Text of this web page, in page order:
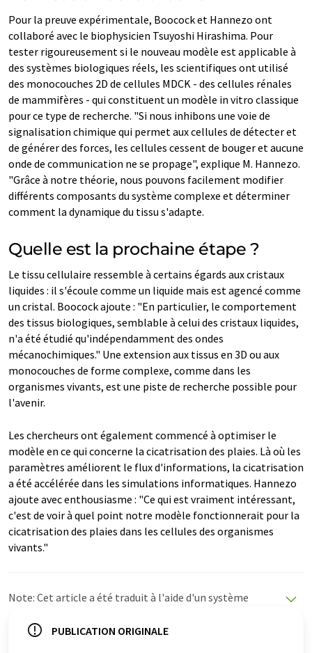
Pour la preuve expérimentale, Boocock et Hannezo ont
collaboré avec le biophysicien Tsuyoshi Hirashima. Pour
tester rigoureusement si le nouveau modèle est applicable à
des systèmes biologiques réels, les scientifiques ont utilisé
des monocouches 2D de cellules MDCK - des cellules rénales
de mammifères - qui constituent un modèle in vitro classique
pour ce type de recherche. "Si nous inhibons une voie de
signalisation chimique qui permet aux cellules de détecter et
de générer des forces, les cellules cessent de bouger et aucune
onde de communication ne se propage", explique M. Hannezo.
"Grâce à notre théorie, nous pouvons facilement modifier
différents composants du système complexe et déterminer
comment la dynamique du tissu s'adapte.
Quelle est la prochaine étape ?
Le tissu cellulaire ressemble à certains égards aux cristaux
liquides : il s'écoule comme un liquide mais est agencé comme
un cristal. Boocock ajoute : "En particulier, le comportement
des tissus biologiques, semblable à celui des cristaux liquides,
n'a été étudié qu'indépendamment des ondes
mécanochimiques." Une extension aux tissus en 3D ou aux
monocouches de forme complexe, comme dans les
organismes vivants, est une piste de recherche possible pour
l'avenir.
Les chercheurs ont également commencé à optimiser le
modèle en ce qui concerne la cicatrisation des plaies. Là où les
paramètres améliorent le flux d'informations, la cicatrisation
a été accélérée dans les simulations informatiques. Hannezo
ajoute avec enthousiasme : "Ce qui est vraiment intéressant,
c'est de voir à quel point notre modèle fonctionnerait pour la
cicatrisation des plaies dans les cellules des organismes
vivants."
Note: Cet article a été traduit à l'aide d'un système
propose ces traductions automatiques pour présenter
PUBLICATION ORIGINALE